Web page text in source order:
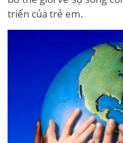
triển của trẻ em.